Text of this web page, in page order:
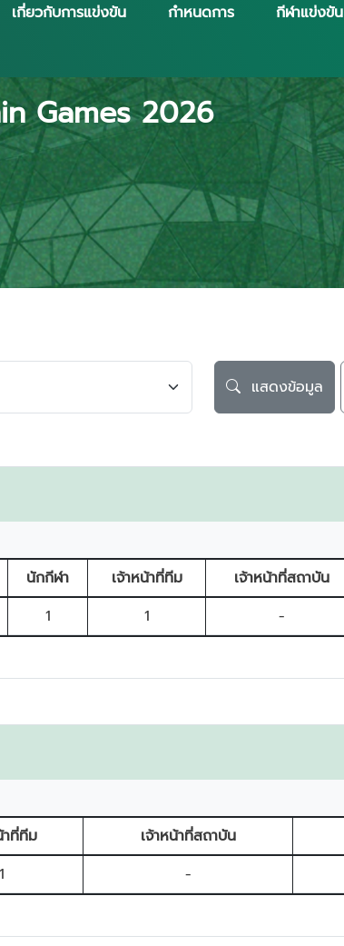
เกี่ยวกับการแข่งขัน กำหนดการ กีฬาแข่งขัน
Games 2026
แสดงข้อมูล
นักกีฬา เจ้าหน้าที่ทีม เจ้าหน้าที่สถาบัน
1 1 -
าที่ทีม เจ้าหน้าที่สถาบัน
1 -